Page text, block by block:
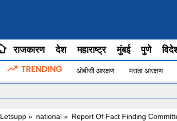
राजकारण देश महाराष्ट्र मुंबई पुणे
ओबीसी आरक्षण मराठा आरक्षण
Letsupp » national » Report Of Fact Finding